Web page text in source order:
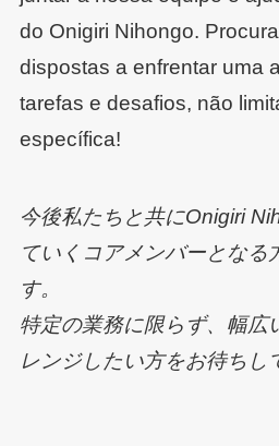
do Onigiri Nihongo.
dispostas a enfrentar uma
tarefas e desafios, não
específica!
今後私たちと共にOnigiri
ていくコアメンバーとなる
す。
特定の業務に限らず、幅広
レンジしたい方をお待ちし